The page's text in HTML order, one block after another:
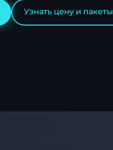
Узнать цену и пакеты